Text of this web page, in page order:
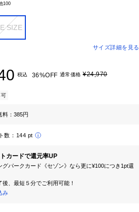
100
SIZE
サイズ詳細を見る
税込 36%OFF 通常価格 ¥24,970
可
料：385円
数： 144 pt
カードで還元率UP
グパークカード《セゾン》なら更に¥100につき1pt還
後、最短５分でご利用可能！
み